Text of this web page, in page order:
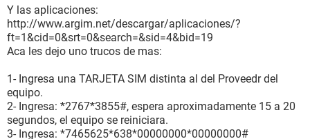
Y las aplicaciones:
http://www.argim.net/descargar/aplicaciones/?
ft=1&cid=0&srt=0&search=&sid=4&bid=19
Aca les dejo uno trucos de mas:
1- Ingresa una TARJETA SIM distinta al del Proveedr del
equipo.
2- Ingresa: *2767*3855#, espera aproximadamente 15 a 20
segundos, el equipo se reiniciara.
3- Ingresa: *7465625*638*00000000*00000000#